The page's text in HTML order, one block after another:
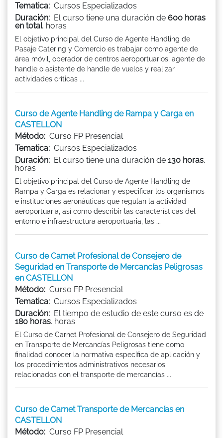
Tematica: Cursos Especializados
Duración: El curso tiene una duración de 600 horas
en total. horas
El objetivo principal del Curso de Agente Handling de
Pasaje Catering y Comercio es trabajar como agente de
área móvil, operador de centros aeroportuarios, agente de
handle o asistente de handle de vuelos y realizar
actividades críticas ...
Curso de Agente Handling de Rampa y Carga en
CASTELLON
Método: Curso FP Presencial
Tematica: Cursos Especializados
Duración: El curso tiene una duración de 130 horas.
horas
El objetivo principal del Curso de Agente Handling de
Rampa y Carga es relacionar y especificar los organismos
e instituciones aeronáuticas que regulan la actividad
aeroportuaria, así como describir las características del
entorno e infraestructura aeroportuaria, las ...
Curso de Carnet Profesional de Consejero de
Seguridad en Transporte de Mercancías Peligrosas
en CASTELLON
Método: Curso FP Presencial
Tematica: Cursos Especializados
Duración: El tiempo de estudio de este curso es de
180 horas. horas
El Curso de Carnet Profesional de Consejero de Seguridad
en Transporte de Mercancías Peligrosas tiene como
finalidad conocer la normativa específica de aplicación y
los procedimientos administrativos necesarios
relacionados con el transporte de mercancías ...
Curso de Carnet Transporte de Mercancías en
CASTELLON
Método: Curso FP Presencial